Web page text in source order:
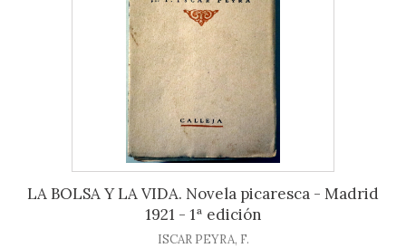
LA BOLSA Y LA VIDA. Novela picaresca - Madrid
1921 - 1ª edición
ISCAR PEYRA, F.